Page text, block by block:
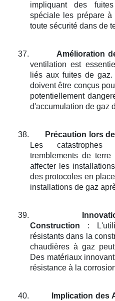
impliquant des
spéciale les prépare à
toute sécurité dans de
37. Amélioration
ventilation est
liés aux fuites de
doivent être conçus
potentiellement
d'accumulation de gaz
38. Précaution lors
Les
tremblements de
affecter les
des protocoles en
installations de gaz
39.
Construction :
résistants dans la
chaudières à gaz
Des matériaux
résistance à la
40. Implication des